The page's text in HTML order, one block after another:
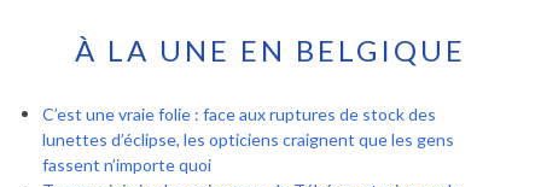
À LA UNE EN BELGIQUE
C’est une vraie folie : face aux ruptures de stock des
lunettes d’éclipse, les opticiens craignent que les gens
fassent n’importe quoi